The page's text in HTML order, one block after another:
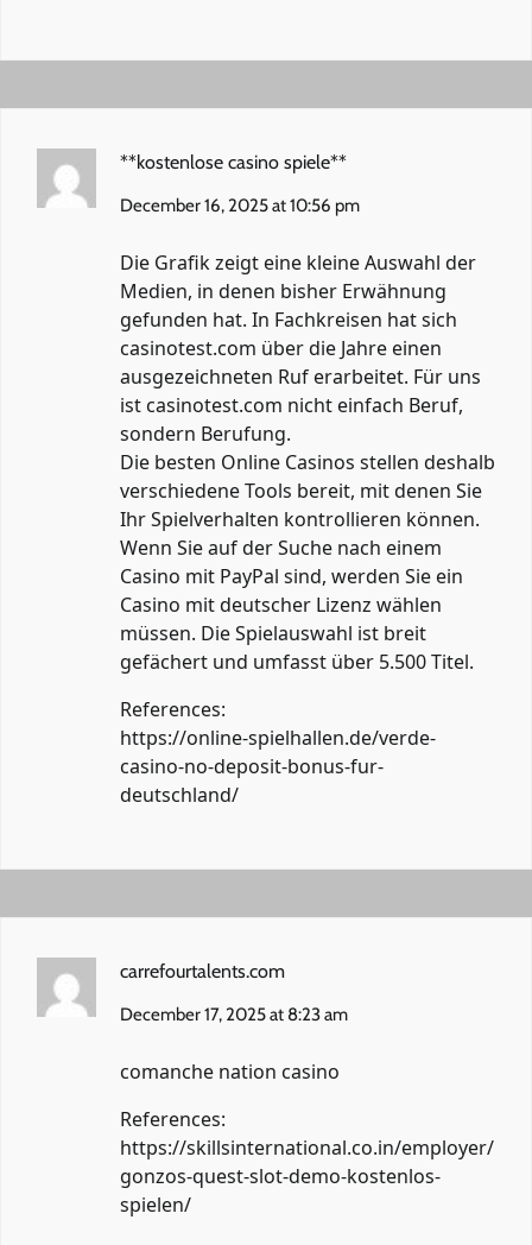
**kostenlose casino spiele**
December 16, 2025 at 10:56 pm
Die Grafik zeigt eine kleine Auswahl der
Medien, in denen bisher Erwähnung
gefunden hat. In Fachkreisen hat sich
casinotest.com über die Jahre einen
ausgezeichneten Ruf erarbeitet. Für uns
ist casinotest.com nicht einfach Beruf,
sondern Berufung.
Die besten Online Casinos stellen deshalb
verschiedene Tools bereit, mit denen Sie
Ihr Spielverhalten kontrollieren können.
Wenn Sie auf der Suche nach einem
Casino mit PayPal sind, werden Sie ein
Casino mit deutscher Lizenz wählen
müssen. Die Spielauswahl ist breit
gefächert und umfasst über 5.500 Titel.
References:
https://online-spielhallen.de/verde-
casino-no-deposit-bonus-fur-
deutschland/
carrefourtalents.com
December 17, 2025 at 8:23 am
comanche nation casino
References:
https://skillsinternational.co.in/employer/
gonzos-quest-slot-demo-kostenlos-
spielen/